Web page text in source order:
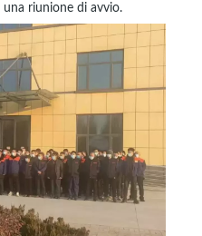
riunione di avvio.